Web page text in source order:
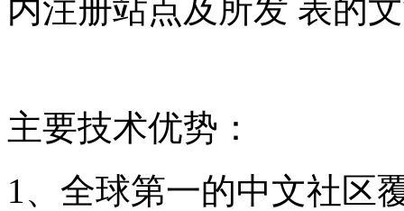
内注册站点及所发 表的
主要技术优势：
1、全球第一的中文社区